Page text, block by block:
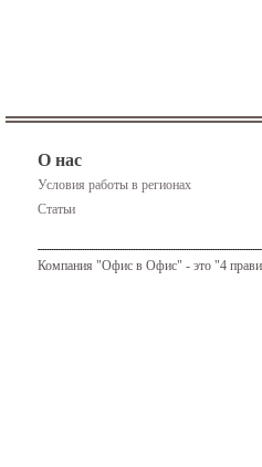
О нас
Условия работы в регионах
Статьи
Компания "Офис в Офис" - это "4